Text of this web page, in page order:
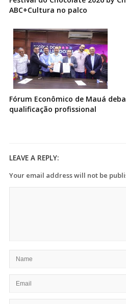
ABC+Cultura no palco
Fórum Econômico de Mauá
qualificação profissional
LEAVE A REPLY:
Your email address will not be